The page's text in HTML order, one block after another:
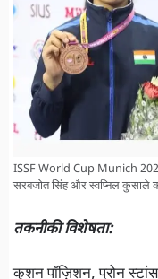
ISSF World Cup Munich
सरबजोत सिंह और स्वप्निल कुसाले
तकनीकी विशेषता:
कुशन पॉज़िशन, प्रोन